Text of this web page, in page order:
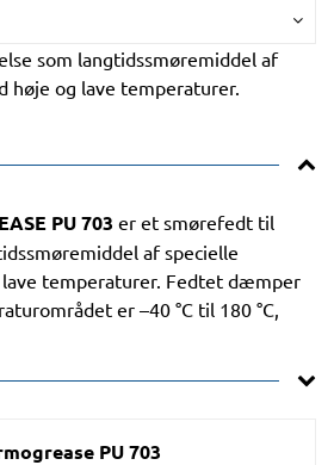
som langtidssmøremiddel af
høje og lave temperaturer.
PU 703 er et smørefedt til
af specielle
temperaturer. Fedtet dæmper
er –40 °C til 180 °C,
PU 703